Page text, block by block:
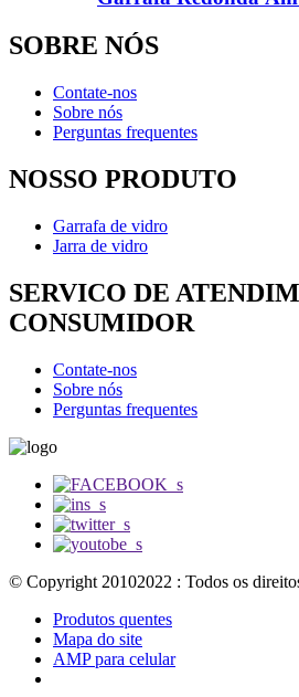
SOBRE NÓS
Contate-nos
Sobre nós
Perguntas frequentes
NOSSO PRODUTO
Garrafa de vidro
Jarra de vidro
SERVICO DE
CONSUMIDOR
Contate-nos
Sobre nós
Perguntas frequentes
© Copyright 20102022 : Todos os
Produtos quentes
Mapa do site
AMP para celular